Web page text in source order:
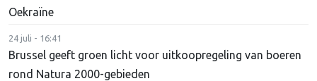
Oekraïne
24 juli - 16:41
Brussel geeft groen licht voor uitkoopregeling van boeren
rond Natura 2000-gebieden